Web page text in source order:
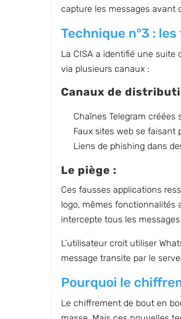
capture les messages avant
Technique n°3 :
La CISA a identifié une suite
via plusieurs canaux :
Canaux de
Chaînes Telegram créées
Faux sites web se faisant
Liens de phishing dans
Le piège :
Ces fausses applications
logo, mêmes fonctionnalités
intercepte tous les
L’utilisateur croit utiliser
message transite par le
Pourquoi le
Le chiffrement de bout en